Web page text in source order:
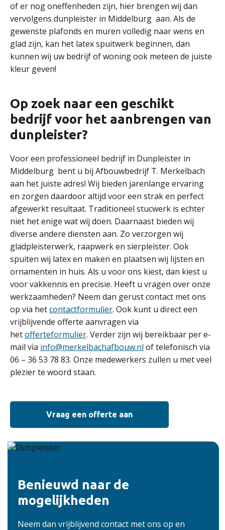
of er nog oneffenheden zijn, hier brengen wij dan
vervolgens dunpleister in Middelburg aan. Als de
gewenste plafonds en muren volledig naar wens en
glad zijn, kan het latex spuitwerk beginnen, dan
kunnen wij uw bedrijf of woning ook meteen de juiste
kleur geven!
Op zoek naar een geschikt
bedrijf voor het aanbrengen van
dunpleister?
Voor een professioneel bedrijf in Dunpleister in
Middelburg bent u bij Afbouwbedrijf T. Merkelbach
aan het juiste adres! Wij bieden jarenlange ervaring
en zorgen daardoor altijd voor een strak en perfect
afgewerkt resultaat. Traditioneel stucwerk is echter
niet het enige wat wij doen. Daarnaast bieden wij
diverse andere diensten aan. Zo verzorgen wij
gladpleisterwerk, raapwerk en sierpleister. Ook
spuiten wij latex en maken en plaatsen wij lijsten en
ornamenten in huis. Als u voor ons kiest, dan kiest u
voor vakkennis en precisie. Heeft u vragen over onze
werkzaamheden? Neem dan gerust contact met ons
op via hetcontactformulier. Ook kunt u direct een
vrijblijvende offerte aanvragen via
hetofferteformulier. Verder zijn wij bereikbaar per e-
mail via info@merkelbachafbouw.nl of telefonisch via
06 – 36 53 78 83. Onze medewerkers zullen u met veel
plezier te woord staan.
Vraag een offerte aan
Benieuwd naar de
mogelijkheden
Neem dan vrijblijvend contact met ons op en